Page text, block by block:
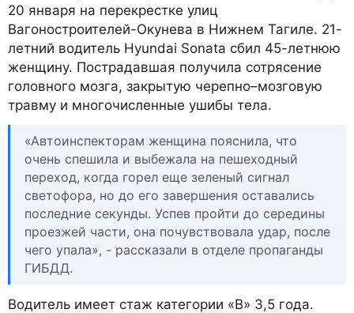
20 января на перекрестке улиц
Вагоностроителей-Окунева в Нижнем Тагиле. 21-
летний водитель Hyundai Sonata сбил 45-летнюю
женщину. Пострадавшая получила сотрясение
головного мозга, закрытую черепно–мозговую
травму и многочисленные ушибы тела.
«Автоинспекторам женщина пояснила, что
очень спешила и выбежала на пешеходный
переход, когда горел еще зеленый сигнал
светофора, но до его завершения оставались
последние секунды. Успев пройти до середины
проезжей части, она почувствовала удар, после
чего упала», - рассказали в отделе пропаганды
ГИБДД.
Водитель имеет стаж категории «В» 3,5 года.